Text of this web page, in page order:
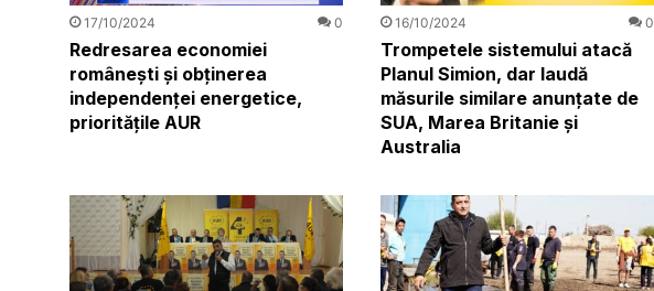
17/10/2024 0
Redresarea economiei
românești și obținerea
independenței energetice,
prioritățile AUR
16/10/2024 0
Trompetele sistemului atacă
Planul Simion, dar laudă
măsurile similare anunțate de
SUA, Marea Britanie și
Australia